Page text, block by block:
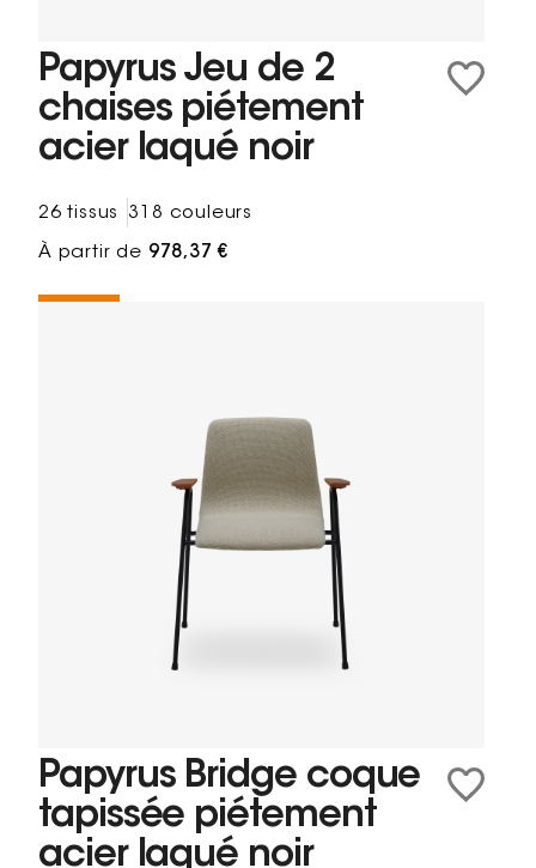
Papyrus Jeu de 2
chaises piétement
acier laqué noir
26 tissus 318 couleurs
À partir de 978,37 €
Papyrus Bridge coque
tapissée piétement
acier laqué noir